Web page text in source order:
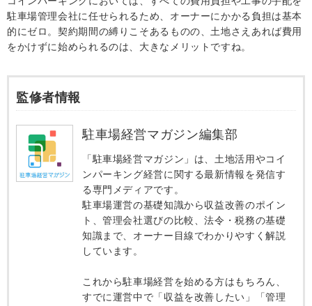
駐車場管理会社に任せられるため、オーナーにかかる負担は基本
的にゼロ。契約期間の縛りこそあるものの、土地さえあれば費用
をかけずに始められるのは、大きなメリットですね。
監修者情報
駐車場経営マガジン編集部
「駐車場経営マガジン」は、土地活用やコイ
ンパーキング経営に関する最新情報を発信す
る専門メディアです。
駐車場運営の基礎知識から収益改善のポイン
ト、管理会社選びの比較、法令・税務の基礎
知識まで、オーナー目線でわかりやすく解説
しています。
これから駐車場経営を始める方はもちろん、
すでに運営中で「収益を改善したい」「管理